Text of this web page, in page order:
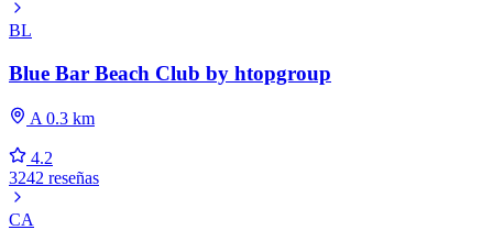
BL
Blue Bar Beach Club by htopgroup
A 0.3 km
4.2
3242 reseñas
CA